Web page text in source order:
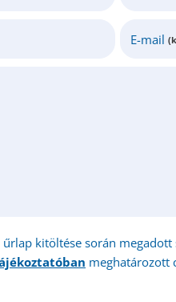
E-mail
űrlap kitöltése során megadott
meghatározott